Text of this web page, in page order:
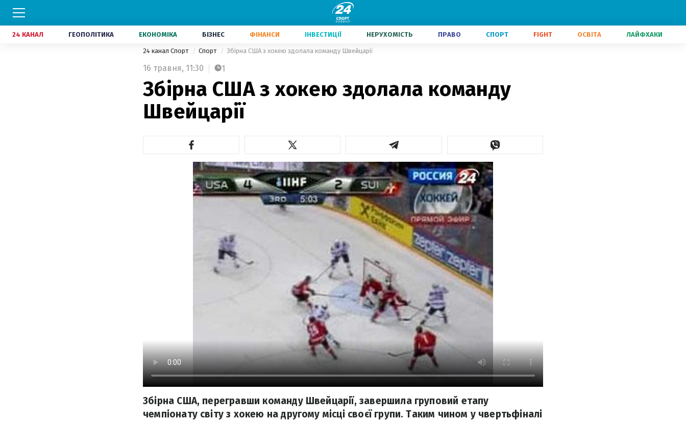
24 КАНАЛ ГЕОПОЛІТИКА ЕКОНОМІКА БІЗНЕС ФІНАНСИ ІНВЕСТИЦІЇ НЕРУХОМІСТЬ ПРАВО СПОРТ FIGHT ОСВІТА ЛАЙФХАКИ
24 канал Спорт Спорт Збірна США з хокею здолала команду Швейцарії
16 травня, 11:30 1
Збірна США з хокею здолала команду
Швейцарії
Збірна США, перегравши команду Швейцарії, завершила груповий етапу
чемпіонату світу з хокею на другому місці своєї групи. Таким чином у чвертьфіналі